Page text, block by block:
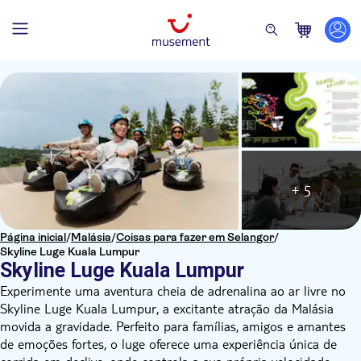
Página inicial/Malásia/Coisas para fazer em Selangor/
Skyline Luge Kuala Lumpur
Skyline Luge Kuala Lumpur
+ 5
Experimente uma aventura cheia de adrenalina ao ar livre no
Skyline Luge Kuala Lumpur, a excitante atração da Malásia
movida a gravidade. Perfeito para famílias, amigos e amantes
de emoções fortes, o luge oferece uma experiência única de